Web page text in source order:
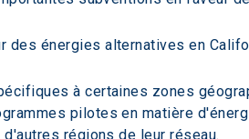
des énergies alternatives en
à certaines zones
pilotes en matière
régions de leur réseau.